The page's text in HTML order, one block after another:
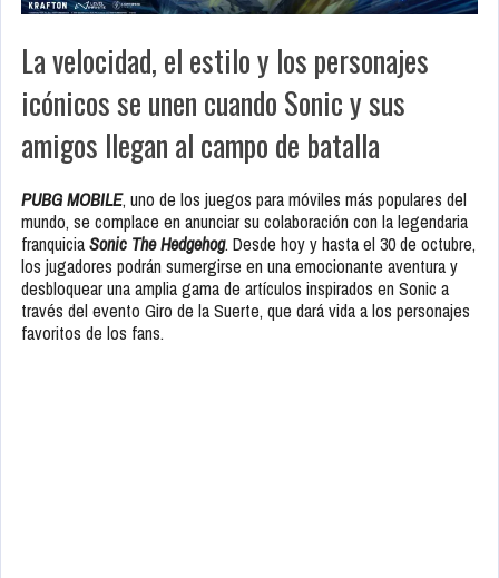
La velocidad, el estilo y los personajes
icónicos se unen cuando Sonic y sus
amigos llegan al campo de batalla
PUBG MOBILE, uno de los juegos para móviles más populares del
mundo, se complace en anunciar su colaboración con la legendaria
franquiciaSonic The Hedgehog. Desde hoy y hasta el 30 de octubre,
los jugadores podrán sumergirse en una emocionante aventura y
desbloquear una amplia gama de artículos inspirados en Sonic a
través del evento Giro de la Suerte, que dará vida a los personajes
favoritos de los fans.